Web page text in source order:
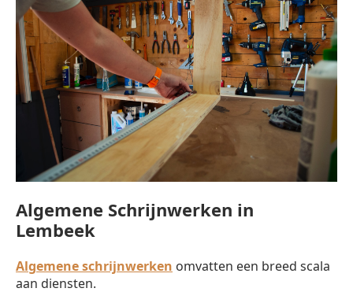
Algemene Schrijnwerken in
Lembeek
Algemene schrijnwerken omvatten een breed scala
aan diensten.